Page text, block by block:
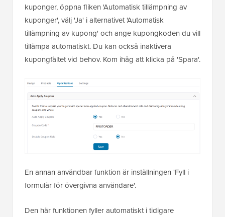
kuponger, öppna fliken 'Automatisk tillämpning av
kuponger', välj 'Ja' i alternativet 'Automatisk
tillämpning av kupong' och ange kupongkoden du vill
tillämpa automatiskt. Du kan också inaktivera
kupongfältet vid behov. Kom ihåg att klicka på 'Spara'.
En annan användbar funktion är inställningen 'Fyll i
formulär för övergivna användare'.
Den här funktionen fyller automatiskt i tidigare